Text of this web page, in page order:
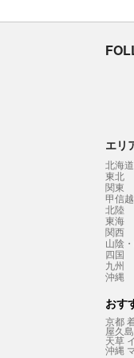
エリ
北海道
東北
関東
甲信越
北陸
東海
関西
山陰
四国
九州
沖縄
おす
京都
屋久
天草
沖縄